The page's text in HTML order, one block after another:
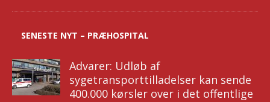
SENESTE NYT – PRÆHOSPITAL
Advarer: Udløb af
sygetransporttilladelser kan sende
400.000 kørsler over i det offentlige